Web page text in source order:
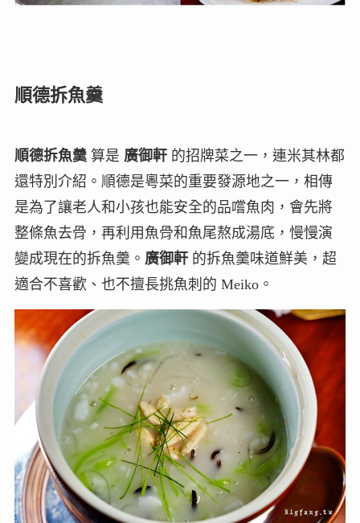
順德拆魚羹
順德拆魚羹算是 廣御軒的招牌菜之一，連米其林都
還特別介紹。順德是粵菜的重要發源地之一，相傳
是為了讓老人和小孩也能安全的品嚐魚肉，會先將
整條魚去骨，再利用魚骨和魚尾熬成湯底，慢慢演
變成現在的拆魚羹。 廣御軒的拆魚羹味道鮮美，超
適合不喜歡、也不擅長挑魚刺的 Meiko。